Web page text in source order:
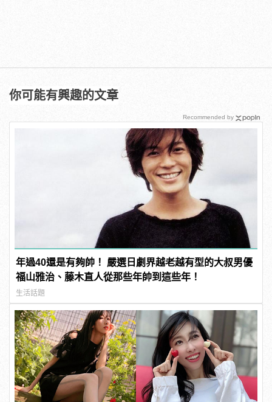
你可能有興趣的文章
年過40還是有夠帥！ 嚴選日劇界越老越有型的大叔男優
福山雅治、藤木直人從那些年帥到這些年！
生活話題
Recommended by